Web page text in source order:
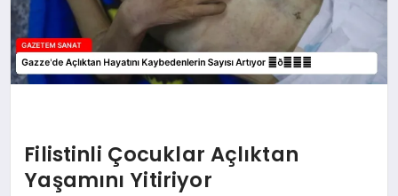
Filistinli Çocuklar Açlıktan
Yaşamını Yitiriyor